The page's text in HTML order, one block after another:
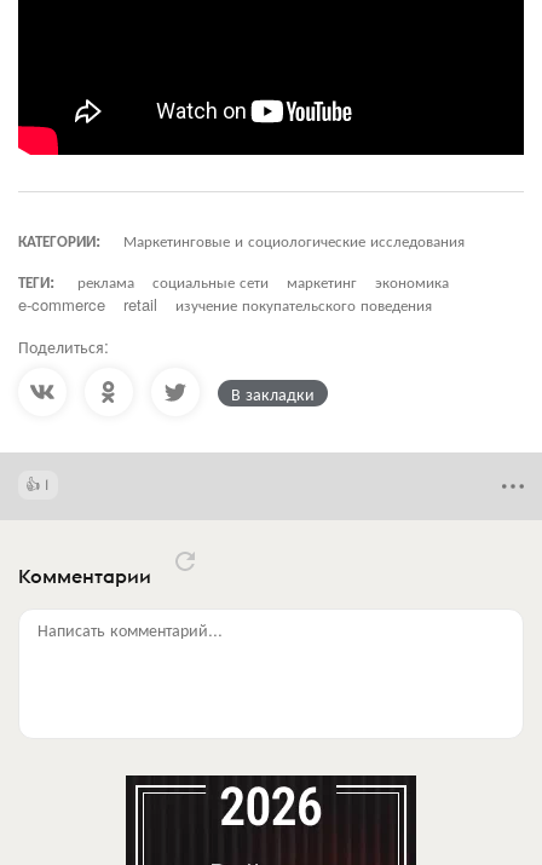
КАТЕГОРИИ:
Маркетинговые и социологические исследования
ТЕГИ:
реклама социальные сети маркетинг
экономика
e-commerce
retail изучение покупательского поведения
Поделиться:
В закладки
1
Комментарии
Написать комментарий...